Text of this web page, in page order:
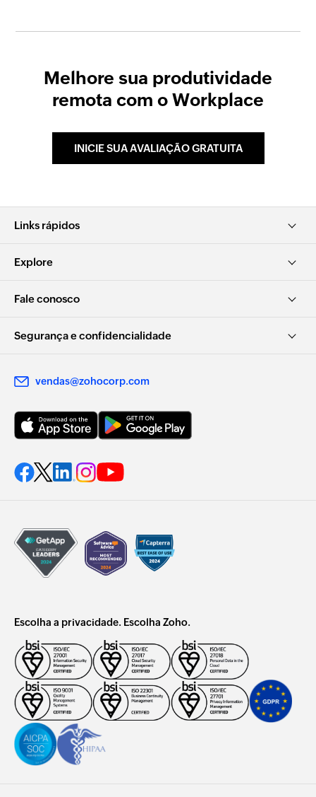
Melhore sua produtividade
remota com o Workplace
INICIE SUA AVALIAÇÃO GRATUITA
Links rápidos
Explore
Fale conosco
Segurança e confidencialidade
vendas@zohocorp.com
Escolha a privacidade. Escolha Zoho.